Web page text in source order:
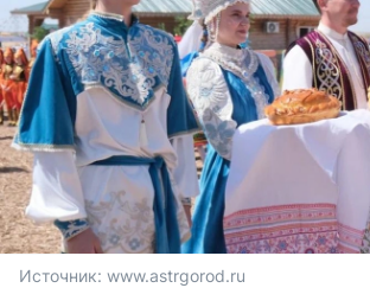
Источник: www.astrgorod.ru